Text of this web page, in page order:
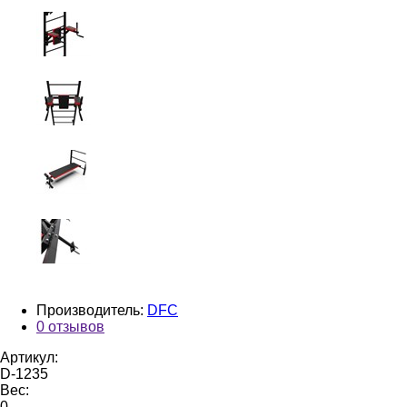
Производитель: DFC
0 отзывов
Артикул:
D-1235
Вес: